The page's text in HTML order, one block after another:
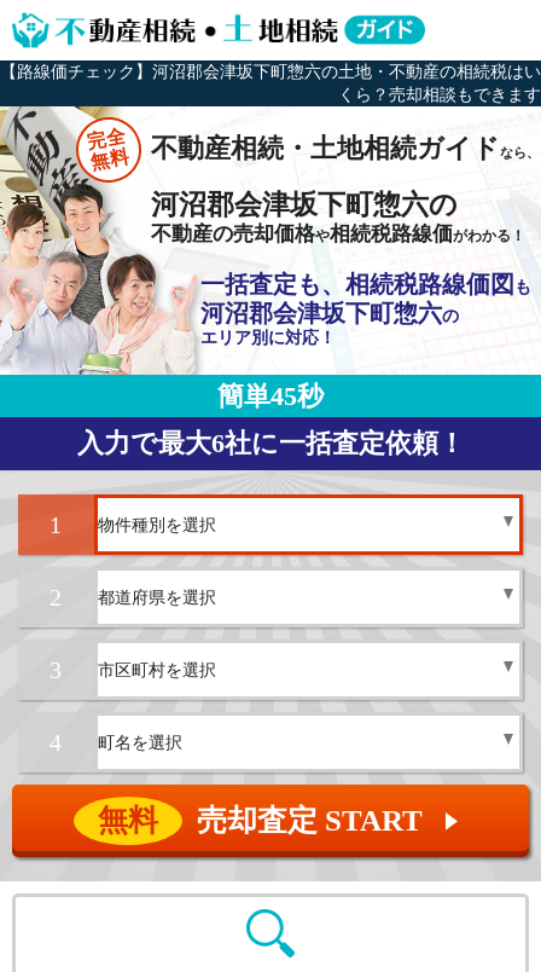
【路線価チェック】河沼郡会津坂下町惣六の土地・不動産の相続税はい
くら？売却相談もできます
完全
無料 不動産相続・土地相続ガイドなら、
河沼郡会津坂下町惣六の
不動産の売却価格や相続税路線価がわかる！
一括査定も、相続税路線価図 も
河沼郡会津坂下町惣六の
エリア別に対応！
簡単45秒
入力で最大6社に一括査定依頼！
1
2
3
4
無料 売却査定 START ▲